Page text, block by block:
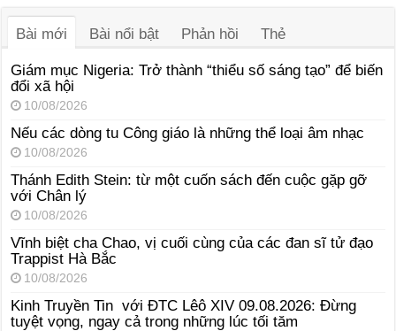
Bài mới
Bài nổi bật Phản hồi Thẻ
Giám mục Nigeria: Trở thành “thiểu số sáng tạo” để biến
đổi xã hội
10/08/2026
Nếu các dòng tu Công giáo là những thể loại âm nhạc
10/08/2026
Thánh Edith Stein: từ một cuốn sách đến cuộc gặp gỡ
với Chân lý
10/08/2026
Vĩnh biệt cha Chao, vị cuối cùng của các đan sĩ tử đạo
Trappist Hà Bắc
10/08/2026
Kinh Truyền Tin với ĐTC Lêô XIV 09.08.2026: Đừng
tuyệt vọng, ngay cả trong những lúc tối tăm